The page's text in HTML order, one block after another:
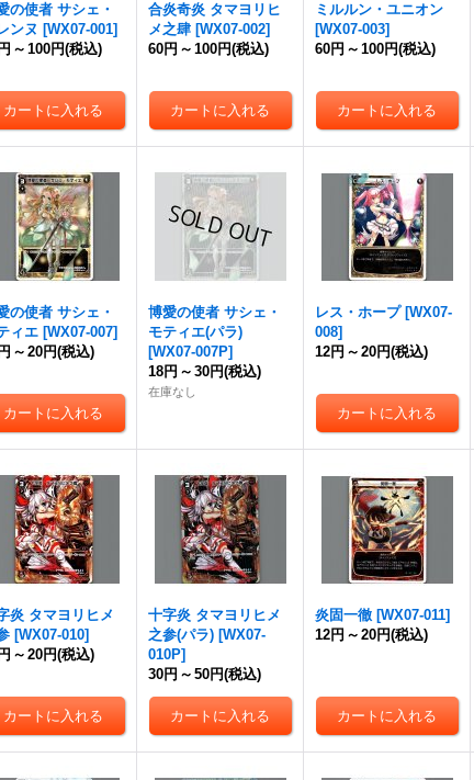
の使者 サシェ・
ンヌ [WX07-001]
～ 100円(税込)
合炎奇炎 タマヨリヒ
メ之肆 [WX07-002]
60円 ～ 100円(税込)
ミルルン・ユニオン
[WX07-003]
60円 ～ 100円(税込)
の使者 サシェ・
ィエ [WX07-007]
～ 20円(税込)
博愛の使者 サシェ・
モティエ(パラ)
[WX07-007P]
18円 ～ 30円(税込)
在庫なし
レス・ホープ [WX07-
008]
12円 ～ 20円(税込)
炎 タマヨリヒメ
[WX07-010]
～ 20円(税込)
十字炎 タマヨリヒメ
之参(パラ) [WX07-
010P]
30円 ～ 50円(税込)
炎固一徹 [WX07-011]
12円 ～ 20円(税込)